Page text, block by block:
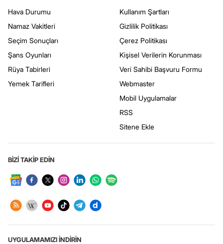
Hava Durumu
Namaz Vakitleri
Seçim Sonuçları
Şans Oyunları
Rüya Tabirleri
Yemek Tarifleri
Kullanım Şartları
Gizlilik Politikası
Çerez Politikası
Kişisel Verilerin Korunması
Veri Sahibi Başvuru Formu
Webmaster
Mobil Uygulamalar
RSS
Sitene Ekle
BİZİ TAKİP EDİN
UYGULAMAMIZI İNDİRİN